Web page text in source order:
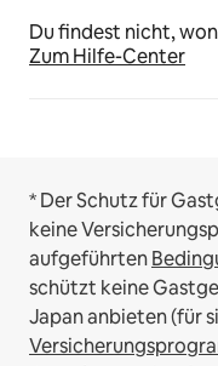
Du findest nicht,
Zum Hilfe-Center
* Der Schutz für
keine
aufgeführten
schützt keine
Japan anbieten (für